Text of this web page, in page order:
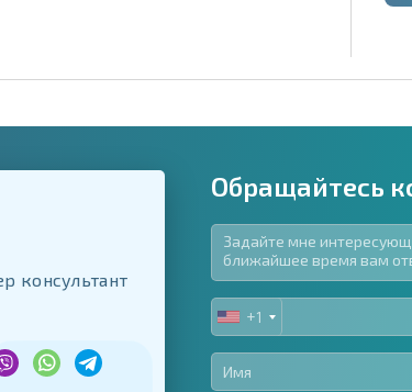
Подписаться на рассылку |
использование своих данных.
консультант
Обращайтесь
UNITED
STATES
+1
+1